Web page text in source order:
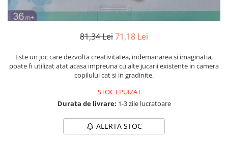
ReConnect
Religie
SelfConnect
81,34 Lei71,18 Lei
Este un joc care dezvolta creativitatea, indemanarea si imaginatia,
poate fi utilizat atat acasa impreuna cu alte jucarii existente in camera
copilului cat si in gradinite.
STOC EPUIZAT
Durata de livrare: 1-3 zile lucratoare
ALERTA STOC